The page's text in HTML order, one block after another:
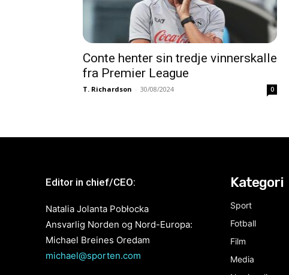
Conte henter sin tredje vinnerskalle
fra Premier League
T. Richardson - 30/08/2024 0
Editor in chief/CEO:
Natalia Jolanta Pobłocka
Ansvarlig Norden og Nord-Europa:
Michael Breines Oredam
michael@sporten.com
Kategori
Sport
Fotball
Film
Media